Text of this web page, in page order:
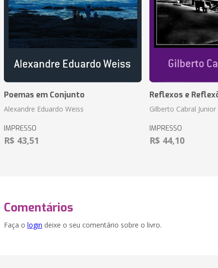
Poemas em Conjunto
Alexandre Eduardo Weiss
IMPRESSO
R$ 43,51
Reflexos e
Gilberto Cabral Junior
IMPRESSO
R$ 44,10
Comentários
Faça o login deixe o seu comentário sobre o livro.